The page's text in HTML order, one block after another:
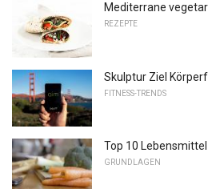
Mediterrane
REZEPTE
Skulptur Ziel
FITNESS-TRENDS
Top 10
GRUNDLAGEN